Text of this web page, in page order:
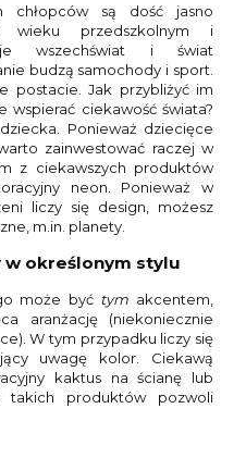
chłopców są dość jasno
wieku przedszkolnym i
wszechświat i świat
budzą samochody i sport.
postacie. Jak przybliżyć im
ciekawość świata?
Ponieważ dziecięce
zainwestować raczej w
z ciekawszych produktów
neon. Ponieważ w
liczy się design, możesz
m.in. planety.
w określonym stylu
może być tym akcentem,
aranżację (niekoniecznie
W tym przypadku liczy się
uwagę kolor. Ciekawą
kaktus na ścianę lub
takich produktów pozwoli